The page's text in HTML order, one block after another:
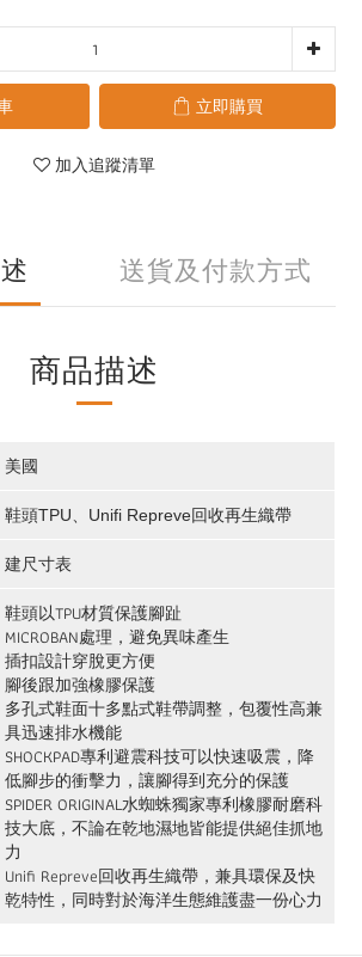
立即購買
加入追蹤清單
送貨及付款方式
商品描述
美國
鞋頭TPU、Unifi Repreve回收再生織帶
建尺寸表
鞋頭以TPU材質保護腳趾
MICROBAN處理，避免異味產生
插扣設計穿脫更方便
腳後跟加強橡膠保護
多孔式鞋面十多點式鞋帶調整，包覆性高兼
具迅速排水機能
SHOCKPAD專利避震科技可以快速吸震，降
低腳步的衝擊力，讓腳得到充分的保護
SPIDER ORIGINAL水蜘蛛獨家專利橡膠耐磨科
技大底，不論在乾地濕地皆能提供絕佳抓地
力
Unifi Repreve回收再生織帶，兼具環保及快
乾特性，同時對於海洋生態維護盡一份心力